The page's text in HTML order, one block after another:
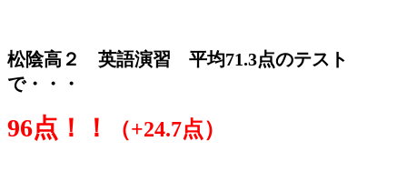
松陰高２ 英語演習 平均71.3点のテスト
で・・・
96点！！ （+24.7点）